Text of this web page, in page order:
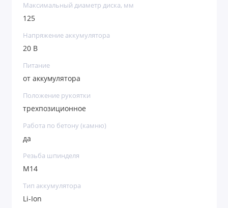
Плавный пуск — при включении отсутствует
Максимальный диаметр диска, мм
125
Напряжение аккумулятора
20 В
Питание
от аккумулятора
Положение рукоятки
трехпозиционное
Работа по бетону (камню)
да
Резьба шпинделя
M14
Тип аккумулятора
Li-Ion